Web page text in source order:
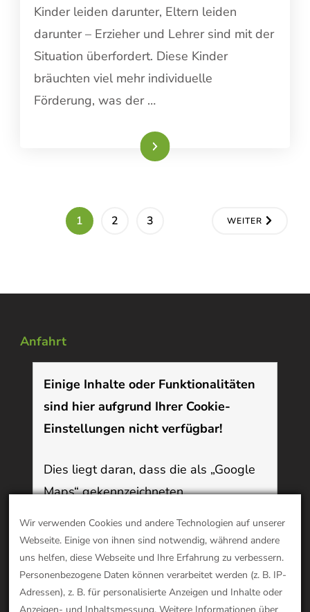
Kinder leiden darunter, Eltern leiden
darunter – Erzieher und Lehrer sind mit der
Situation überfordert. Diese Kinder
bräuchten viel mehr individuelle
Förderung, was der …
Weiterlesen
Seitennummerierung
SEITE
1 SEITE
2 SEITE
3 WEITER
Anfahrt
Einige Inhalte oder Funktionalitäten
sind hier aufgrund Ihrer Cookie-
Einstellungen nicht verfügbar!
Dies liegt daran, dass die als „Google
Maps“ gekennzeichneten
die Sie deaktiviert haben. Um diesen
Inhalt anzuzeigen oder diese
Funktionalität zu nutzen, aktivieren Sie
bitte Cookies:
Klicken Sie hier, um Ihre
Wir verwenden Cookies und andere Technologien auf unserer
Webseite. Einige von ihnen sind notwendig, während andere
uns helfen, diese Webseite und Ihre Erfahrung zu verbessern.
Personenbezogene Daten können verarbeitet werden (z. B. IP-
Adressen), z. B. für personalisierte Anzeigen und Inhalte oder